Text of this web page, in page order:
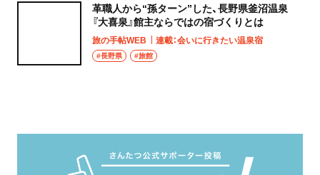
革職人から“孫ターン”した、長野県釜沼温泉
『大喜泉』館主ならではの宿づくりとは
旅の手帖WEB 連載：会いに行きたい温泉宿
#長野県 #旅館